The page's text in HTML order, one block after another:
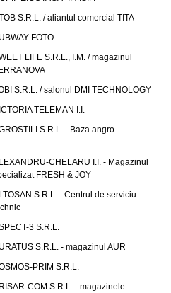
S.R.L. / aliantul comercial TITA
FOTO
LIFE S.R.L., I.M. / magazinul
S.R.L. / salonul DMI TECHNOLOGY
TELEMAN I.I.
S.R.L. - Baza angro
CHELARU I.I. - Magazinul
FRESH & JOY
S.R.L. - Centrul de serviciu
3 S.R.L.
S.R.L. - magazinul AUR
PRIM S.R.L.
COM S.R.L. - magazinele